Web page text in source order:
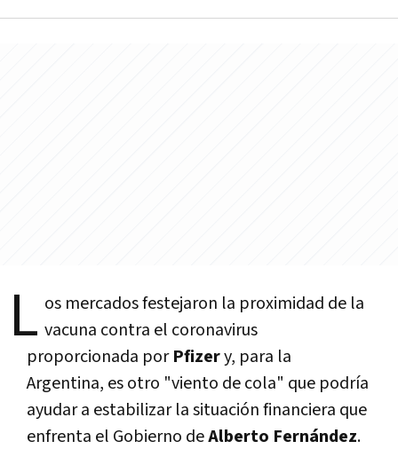
L os mercados festejaron la proximidad de la
vacuna contra el coronavirus
proporcionada porPfizery, para la
Argentina, es otro "viento de cola" que podría
ayudar a estabilizar la situación financiera que
enfrenta el Gobierno deAlberto Fernández.